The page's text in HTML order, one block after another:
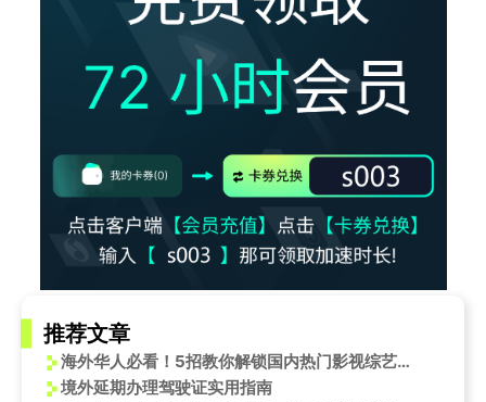
推荐文章
海外华人必看！5招教你解锁国内热门影视综艺，告别播放限制困扰
境外延期办理驾驶证实用指南